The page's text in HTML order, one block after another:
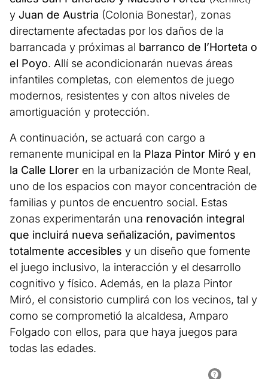
y Juan de Austria (Colonia Bonestar), zonas
directamente afectadas por los daños de la
barrancada y próximas al barranco de l’Horteta o
el Poyo. Allí se acondicionarán nuevas áreas
infantiles completas, con elementos de juego
modernos, resistentes y con altos niveles de
amortiguación y protección.
A continuación, se actuará con cargo a
remanente municipal en la Plaza Pintor Miró y en
la Calle Llorer en la urbanización de Monte Real,
uno de los espacios con mayor concentración de
familias y puntos de encuentro social. Estas
zonas experimentarán una renovación integral
que incluirá nueva señalización, pavimentos
totalmente accesibles y un diseño que fomente
el juego inclusivo, la interacción y el desarrollo
cognitivo y físico. Además, en la plaza Pintor
Miró, el consistorio cumplirá con los vecinos, tal y
como se comprometió la alcaldesa, Amparo
Folgado con ellos, para que haya juegos para
todas las edades.